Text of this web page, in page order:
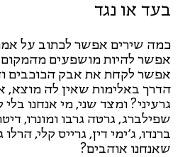
בעד או נגד
כמה שירים אפשר לכתוב על
אפשר להיות מושפעים מהמקום
אפשר לקחת את אבק הכוכבים
הדרך באלימות שאין לה מוצא, אי
גרעיני? ומצד שני, מי אנחנו בלי
שפילברג, גרטה גרבו ומונרו,
ברנדו, ג׳ימי דין, גרייס קלי, הרלו
שאנחנו אוהבים?